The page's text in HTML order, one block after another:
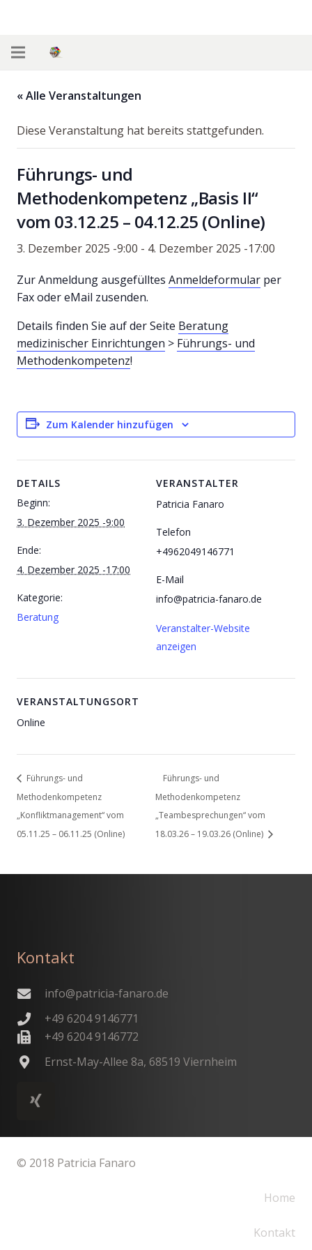
« Alle Veranstaltungen
Diese Veranstaltung hat bereits stattgefunden.
Führungs- und
Methodenkompetenz „Basis II“
vom 03.12.25 – 04.12.25 (Online)
3. Dezember 2025 -9:00 - 4. Dezember 2025 -17:00
Zur Anmeldung ausgefülltes Anmeldeformular per
Fax oder eMail zusenden.
Details finden Sie auf der Seite Beratung
medizinischer Einrichtungen > Führungs- und
Methodenkompetenz!
Zum Kalender hinzufügen
DETAILS
Beginn:
3. Dezember 2025 -9:00
Ende:
4. Dezember 2025 -17:00
Kategorie:
Beratung
VERANSTALTER
Patricia Fanaro
Telefon
+4962049146771
E-Mail
info@patricia-fanaro.de
Veranstalter-Website
anzeigen
VERANSTALTUNGSORT
Online
Führungs- und
Methodenkompetenz
„Konfliktmanagement“ vom
05.11.25 – 06.11.25 (Online)
Führungs- und
Methodenkompetenz
„Teambesprechungen“ vom
18.03.26 – 19.03.26 (Online)
Kontakt
info@patricia-fanaro.de
+49 6204 9146771
+49 6204 9146772
Ernst-May-Allee 8a, 68519 Viernheim
© 2018 Patricia Fanaro
Home
Kontakt